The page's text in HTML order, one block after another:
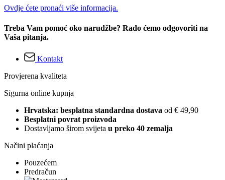
Ovdje ćete pronaći više informacija.
Treba Vam pomoć oko narudžbe? Rado ćemo odgovoriti na
Vaša pitanja.
Kontakt
Provjerena kvaliteta
Sigurna online kupnja
Hrvatska: besplatna standardna dostava od € 49,90
Besplatni povrat proizvoda
Dostavljamo širom svijeta u preko 40 zemalja
Načini plaćanja
Pouzećem
Predračun